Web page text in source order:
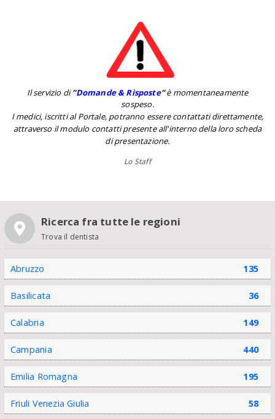
Il servizio di''Domande & Risposte''è momentaneamente
sospeso.
I medici, iscritti al Portale, potranno essere contattati direttamente,
attraverso il modulo contatti presente all'interno della loro scheda
di presentazione.
Lo Staff
Ricerca fra tutte le regioni
Trova il dentista
Abruzzo 135
Basilicata 36
Calabria 149
Campania 440
Emilia Romagna 195
Friuli Venezia Giulia 58